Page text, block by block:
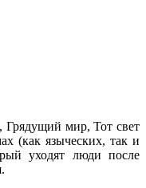
мир, Тот свет
(как языческих, так и
уходят люди после